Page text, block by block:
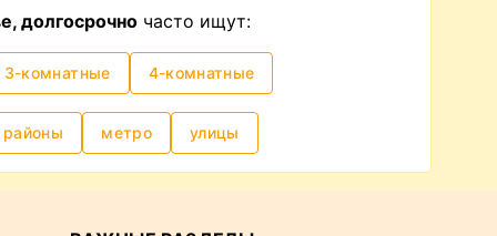
часто —
снять квартиру без
ли посредник, в данном случае
деньги? Вы можете
которая подходит вам по всем
владелец, проверить, в порядке ли все
договор самостоятельно или вместе с
долгосрочно часто ищут:
3-комнатные 4-комнатные
районы метро улицы